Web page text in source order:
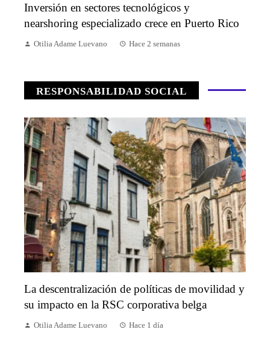
Inversión en sectores tecnológicos y
nearshoring especializado crece en Puerto Rico
Otilia Adame Luevano Hace 2 semanas
RESPONSABILIDAD SOCIAL
La descentralización de políticas de movilidad y
su impacto en la RSC corporativa belga
Otilia Adame Luevano Hace 1 día